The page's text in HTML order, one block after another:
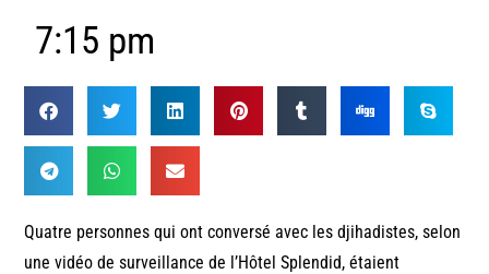
7:15 pm
Quatre personnes qui ont conversé avec les djihadistes, selon
une vidéo de surveillance de l’Hôtel Splendid, étaient